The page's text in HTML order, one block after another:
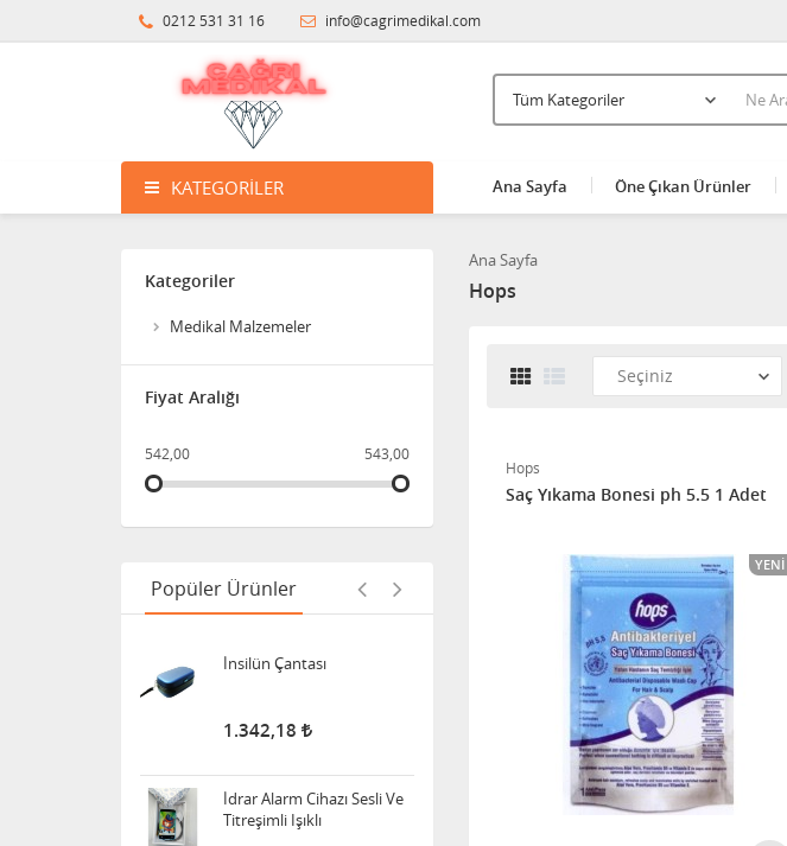
0212 531 31 16 info@cagrimedikal.com
KATEGORILER Ana Sayfa Öne Çıkan Ürünler
Kategoriler
Medikal Malzemeler
Fiyat Aralığı
542,00 543,00
Popüler Ürünler
3.397,38
Süspansuvar Külodu
463,28
Tutunma Barı
8.598,47
Klozet Tutunma Destek
Barı
Bistüri Ucu
388,00
İnsilün Çantası
1.342,18
İdrar Alarm Cihazı Sesli Ve
Titreşimli Işıklı
Ana Sayfa
Hops
Hops
Saç Yıkama Bonesi ph 5.5 1 Adet
YENI